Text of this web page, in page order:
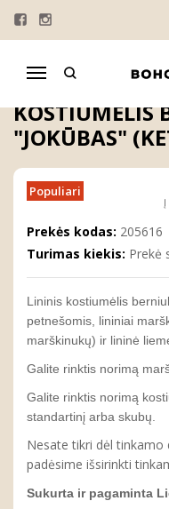
Navigacija
Pagrindinis
Žydras lininis krikšto
ŽYDRAS
KOSTIUMĖLIS
"JOKŪBAS"
Populiari
Į
Prekės kodas: 205616
Turimas kiekis: Prekė
Lininis kostiumėlis
petnešomis, lininiai
marškinukų) ir lininė
Galite rinktis norimą
Galite rinktis norimą
standartinį arba skubų.
Nesate tikri dėl tinkamo
padėsime išsirinkti
Sukurta ir pagaminta